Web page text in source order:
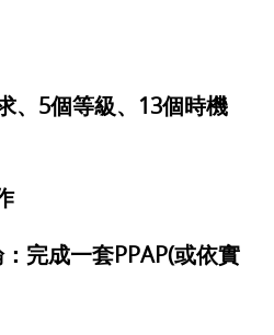
、5個等級、13個時機
完成一套PPAP(或依實